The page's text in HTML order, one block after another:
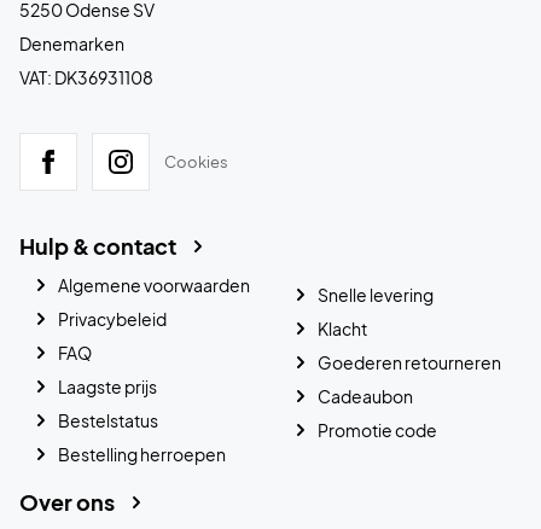
5250 Odense SV
Denemarken
VAT: DK36931108
Cookies
Hulp & contact
Algemene voorwaarden
Privacybeleid
FAQ
Laagste prijs
Bestelstatus
Bestelling herroepen
Snelle levering
Klacht
Goederen retourneren
Cadeaubon
Promotie code
Over ons